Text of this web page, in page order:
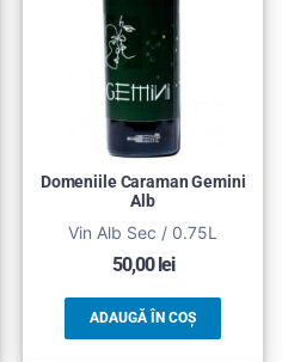
Domeniile Caraman Gemini
Alb
Vin Alb Sec / 0.75L
50,00 lei
ADAUGĂ ÎN COȘ